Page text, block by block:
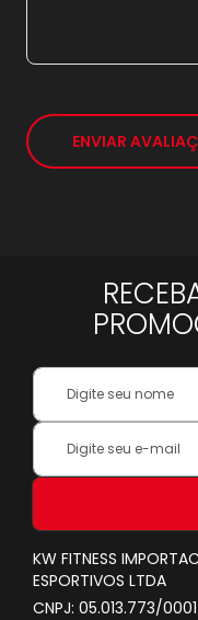
ENVIAR
Your
Name:
Inscreva-
na
Newsletter:
KW FITNESS
ESPORTIVOS LTDA
CNPJ: 05.013.773/